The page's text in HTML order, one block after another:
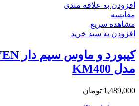
افزودن به علاقه مندی
مقایسه
مشاهده سریع
افزودن به سبد خرید
مدل KM400
1,489,000 تومان